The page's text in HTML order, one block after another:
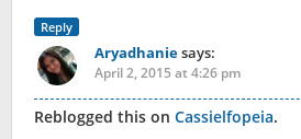
Reply
Aryadhaniesays:
April 2, 2015 at 4:26 pm
Reblogged this on Cassielfopeia.